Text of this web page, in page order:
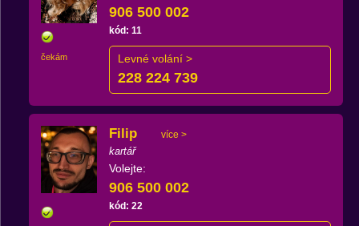
čekám
906 500 002
kód: 11
Levné volání >
228 224 739
Filip více >
kartář
Volejte:
906 500 002
kód: 22